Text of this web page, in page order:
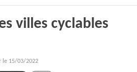
villes cyclables
le 15/03/2022